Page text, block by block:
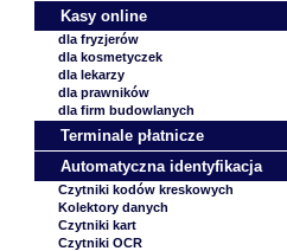
Kasy online
dla fryzjerów
dla kosmetyczek
dla lekarzy
dla prawników
dla firm budowlanych
Terminale płatnicze
Automatyczna identyfikacja
Czytniki kodów kreskowych
Kolektory danych
Czytniki kart
Czytniki OCR